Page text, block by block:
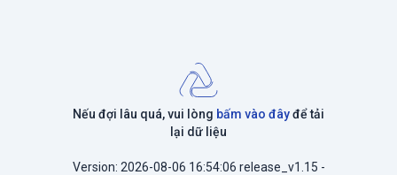
Nếu đợi lâu quá, vui lòng bấm vào đâyđể tải
lại dữ liệu
Version: 2026-08-06 16:54:06 release_v1.15 -